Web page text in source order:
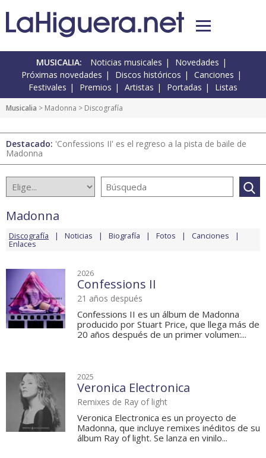
MUSICALIA: Noticias musicales
Novedades
Próximas novedades
Discos históricos
Canciones
Festivales
Premios Artistas Portadas Listas
Musicalia > Madonna > Discografía
Destacado: 'Confessions II' es el regreso a la pista de baile de
Madonna
Madonna
Discografía Noticias Biografía Fotos Canciones
Enlaces
2026
Confessions II
21 años después
Confessions II es un álbum de Madonna
producido por Stuart Price, que llega más de
20 años después de un primer volumen:...
2025
Veronica Electronica
Remixes de Ray of light
Veronica Electronica es un proyecto de
Madonna, que incluye remixes inéditos de su
álbum Ray of light. Se lanza en vinilo...